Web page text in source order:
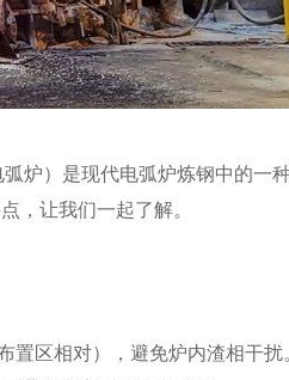
炉）是现代电弧炉炼钢中的一
，让我们一起了解。
区相对），避免炉内渣相干扰